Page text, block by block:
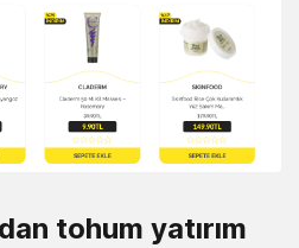
tohum yatırım